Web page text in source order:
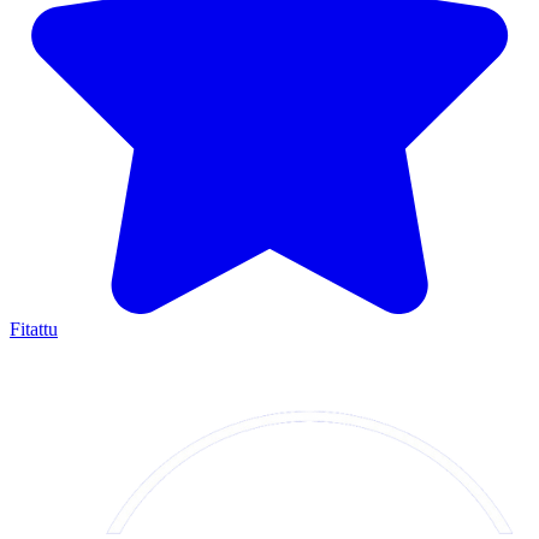
Ziyarci Yanar Gizo
Manzon Allah ﷺ ya ce: Wanda ya karanta harafi ɗaya daga Littafin
Allah yana da lada, kuma lada tana ninka goma. Ba na cewa Alif
Lam Mim harafi ɗaya ba; a'a, Alif harafi ne, Lam harafi ne, Mim
harafi ne. (Jami' at-Tirmizi 2910 — daga Abdullahi bn Mas'ud)
Fara da ayar ɗaya. Sanya al'ada. Bari Kur'ani ya zama ɓangare na
Fitattu